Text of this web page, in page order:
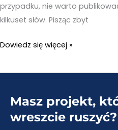
przypadku, nie warto
kilkuset słów. Pisząc zbyt
Długość
znaczenie.
długość
postów
Dowiedz się więcej »
Masz projekt,
wreszcie ruszyć?